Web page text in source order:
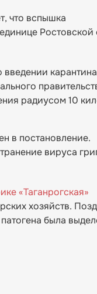
что вспышка
радиусом 10
в постановление.
вируса
«Таганрогская»
хозяйств.
была